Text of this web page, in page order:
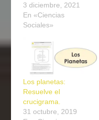
3 diciembre, 2021
En «Ciencias
Sociales»
Los planetas:
Resuelve el
crucigrama.
31 octubre, 2019